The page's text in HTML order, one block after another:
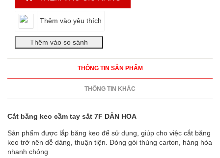
Thêm vào yêu thích
THÔNG TIN SẢN PHẨM
THÔNG TIN KHÁC
Cắt băng keo cầm tay sắt 7F DÂN HOA
Sản phẩm được lắp băng keo để sử dụng, giúp cho việc cắt băng
keo trở nên dễ dàng, thuận tiện. Đóng gói thùng carton, hàng hóa
nhanh chóng